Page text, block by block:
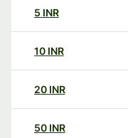
5 INR
10 INR
20 INR
50 INR